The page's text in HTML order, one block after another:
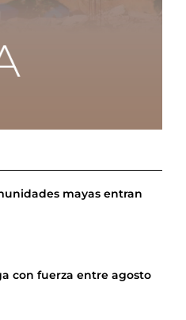
mayas entran
con fuerza entre agosto